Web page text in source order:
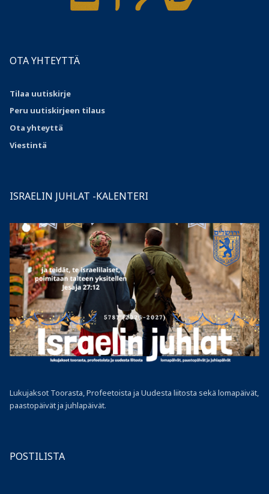
OTA YHTEYTTÄ
Tilaa uutiskirje
Peru uutiskirjeen tilaus
Otayhteyttä
Viestintä
ISRAELIN JUHLAT -KALENTERI
Lukujaksot Toorasta, Profeetoista ja Uudesta liitosta sekä lomapäivät,
paastopäivät ja juhlapäivät.
POSTILISTA